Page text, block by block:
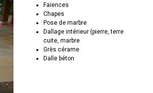
Faïences
Chapes
Pose de marbre
Dallage intérieur (pierre, terre
cuite, marbre
Grès cérame
Dalle béton